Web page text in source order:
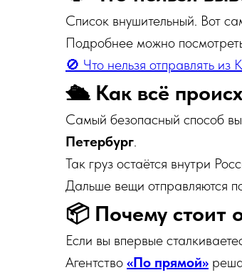
Список внушительный. Вот
Подробнее можно
🚫 Что нельзя отправлять из
🛳 Как всё
Самый безопасный способ
Петербург.
Так груз остаётся внутри
Дальше вещи отправляются
📦 Почему стоит
Если вы впервые
Агентство «По прямой»